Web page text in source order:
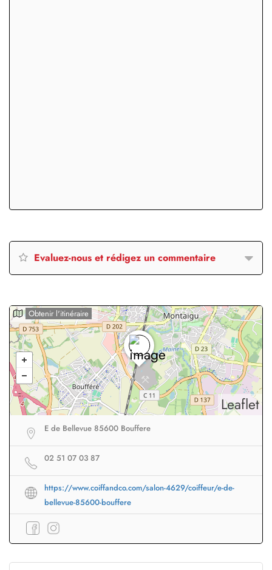
Evaluez-nous et rédigez un commentaire
Leaflet
Obtenir l'itinéraire
E de Bellevue 85600 Bouffere
02 51 07 03 87
https://www.coiffandco.com/salon-4629/coiffeur/e-de-
bellevue-85600-bouffere